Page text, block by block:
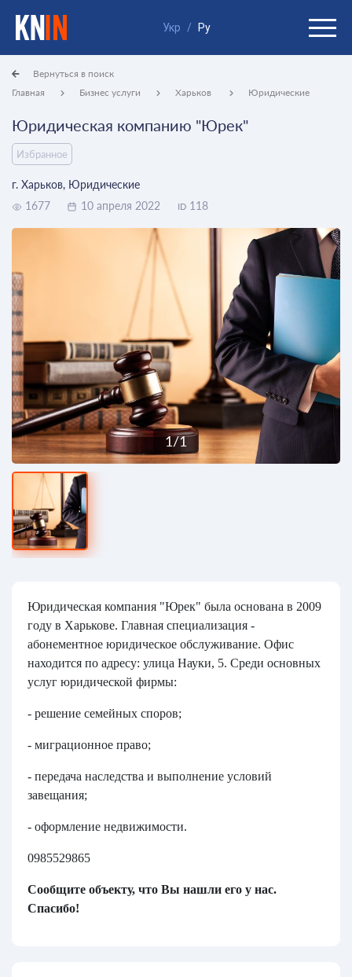
Укр / Ру
Главная Бизнес услуги Харьков Юридические
Вернуться в поиск
Юридическая компанию "Юрек"
Избранное
г. Харьков, Юридические
1677
10 апреля 2022 ID 118
1/1
Юридическая компания "Юрек" была основана в 2009
году в Харькове. Главная специализация -
абонементное юридическое обслуживание. Офис
находится по адресу: улица Науки, 5. Среди основных
услуг юридической фирмы:
- решение семейных споров;
- миграционное право;
- передача наследства и выполнение условий
завещания;
- оформление недвижимости.
0985529865
Сообщите объекту, что Вы нашли его у нас.
Спасибо!